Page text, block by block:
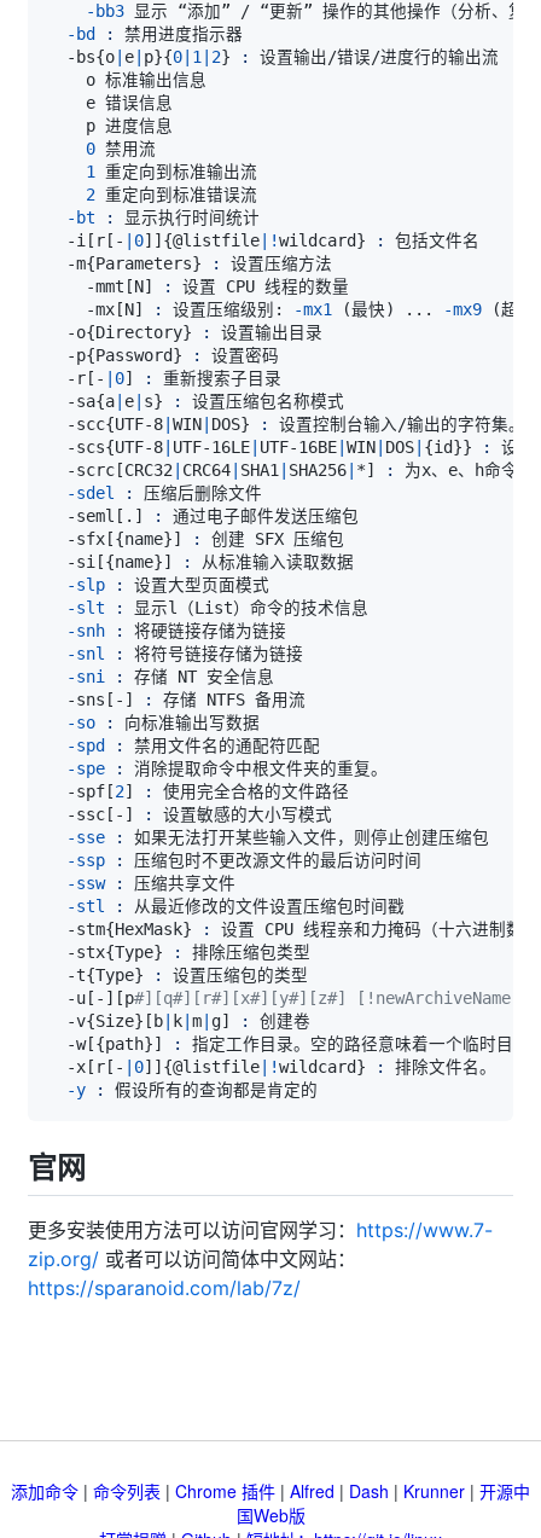
-bb3
-bd
:
  -bs
{o e p}{0 1 2} :
0
1
2
-bt
:
  -i
[ r [ - 0] ] {@listfile !wildcard} :
  -m
{Parameters} :
    -mmt
[N] :
    -mx
[N] : 设置压缩级别: -mx1 (最快) .. . -mx9 (超强
  -o
{Directory} :
  -p
{Password} :
  -r
[ - 0] :
  -sa
{a e s} :
  -scc
{UTF-8 WIN DOS} :
  -scs
{UTF-8 UTF-16LE UTF-16BE WIN DOS {id}}
:
  -scrc
[CRC32 CRC64 SHA1 SHA256 *]
:
-sdel
:
  -seml
[ . ] :
  -sfx
[{name}] :
  -si
[{name}] :
-slp
:
-slt
:
-snh
:
-snl
:
-sni
:
  -sns
[ - ] :
-so
:
-spd
:
-spe
:
  -spf
[2] :
  -ssc
[ - ] :
-sse
:
-ssp
:
-ssw
:
-stl
:
  -stm
{HexMask}
:
  -stx
{Type} :
  -t
{Type} :
  -u
[ - ] [p#][q#][r#][x#][y#][z#] [!newArchiveName] :
  -v
{Size} [ b k m g] :
  -w
[{path}] :
  -x
[ r [ - 0] ] {@listfile !wildcard} :
-y
:
官网
更多安装使用方法可以访问官网学习： https://www.7-
zip.org/ 或者可以访问简体中文网站：
https://sparanoid.com/lab/7z/
添加命令 | 命令列表 | Chrome 插件 | Alfred | Dash | Krunner | 开源中
国Web版